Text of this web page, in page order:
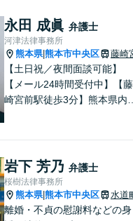
ださい。【熊本市中心部】地
域に密着した町医者みたいな
弁護士です。
永田 成眞 弁護士
河津法律事務所
熊本県|熊本市中央区 藤崎
【土日祝／夜間面談可能】
【メール24時間受付中】【藤
崎宮前駅徒歩3分】熊本県内及
の方の契約関係トラブルまで
幅広くご相談いただいており
ます。お気軽にご相談くださ
い。
岩下 芳乃 弁護士
桜樹法律事務所
熊本県|熊本市中央区 水道
離婚・不貞の慰謝料などの身